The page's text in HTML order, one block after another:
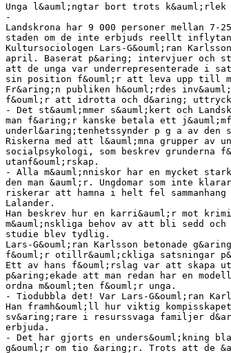
Unga l&auml;ngtar bort trots
-
Landskrona har 9 000 personer mellan 7-
staden om de inte erbjuds reellt
Kultursociologen Lars-G&ouml;ran
april. Baserat p&aring; intervjuer och
att de unga var underrepresenterade i
sin position f&ouml;r att leva upp till
Fr&aring;n publiken h&ouml;rdes
f&ouml;r att idrotta och d&aring;
- Det st&auml;mmer s&auml;kert och
man f&aring;r kanske betala ett
underl&aring;tenhetssynder p g a av den
Riskerna med att l&auml;mna grupper
socialpsykologi, som beskrev grunderna
utanf&ouml;rskap.
- Alla m&auml;nniskor har en mycket
den man &auml;r. Ungdomar som inte
riskerar att hamna i helt fel
Lalander.
Han beskrev hur en karri&auml;r mot
m&auml;nskliga behov av att bli sedd
studie blev tydlig.
Lars-G&ouml;ran Karlsson betonade
f&ouml;r otillr&auml;ckliga satsningar
Ett av hans f&ouml;rslag var att skapa
p&aring;ekade att man redan har en
ordna m&ouml;ten f&ouml;r unga.
- Tiodubbla det! Var Lars-G&ouml;ran
Han framh&ouml;ll hur viktig
sv&aring;rare i resurssvaga familjer
erbjuda.
- Det har gjorts en unders&ouml;kning
g&ouml;r om tio &aring;r. Trots att de